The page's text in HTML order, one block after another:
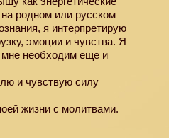
родном или русском
я интерпретирую
эмоции и чувства. Я
мне необходим еще и
и чувствую силу
жизни с молитвами.